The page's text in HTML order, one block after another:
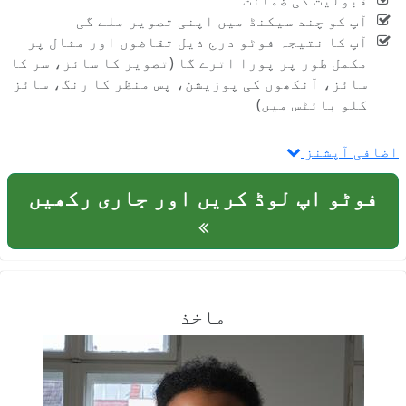
آپ کو چند سیکنڈ میں اپنی تصویر ملے گی
آپ کا نتیجہ فوٹو درج ذیل تقاضوں اور مثال پر
مکمل طور پر پورا اترے گا (تصویر کا سائز، سر کا
سائز، آنکھوں کی پوزیشن، پس منظر کا رنگ، سائز
کلو بائٹس میں)
اضافی آپشنز
فوٹو اپ لوڈ کریں اور جاری رکھیں
ماخذ